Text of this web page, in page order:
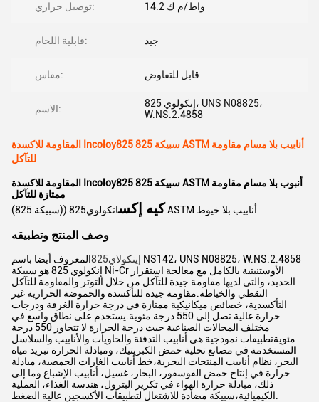
توصيل حراري: 14.2 واط/م ك
قابلية اللحام: جيد
مقاس: قابل للتفاوض
الاسم:
إنكولوي 825، UNS N08825،
W.NS.2.4858
المقاومة للاكسدة Incoloy825 سبيكة 825 ASTM أنابيب بلا مسام مقاومة
للتآكل
المقاومة للاكسدة Incoloy825 سبيكة 825 ASTM أنبوب بلا مسام مقاومة
ممتازة للتآكل
كيه إكس انكولوي825 ((سبيكة 825) ASTM أنابيب بلا خيوط
وصف المنتج وتطبيقه
إينكولاي825 المعروف أيضا باسم NS142، UNS N08825، W.NS.2.4858
إنكولوي 825 هو سبيكة Ni-Cr الأوستنيتية بالكامل مع معالجة استقرار
الحديد، والتي لديها مقاومة جيدة للتآكل من خلال التوتر والمقاومة للتآكل
النقطي والخياطة.مقاومة جيدة للتأكسدة والحموضة الحرارية غير
التأكسدية، خصائص ميكانيكية ممتازة في درجة حرارة الغرفة ودرجات
حرارة عالية تصل إلى 550 درجة مئوية.يستخدم على نطاق واسع في
مختلف المجالات الصناعية حيث درجة الحرارة لا تتجاوز 550 درجة
مئويةتطبيقات نموذجية هي أنابيب التدفئة والحاويات والأنابيب والسلاسل
المستخدمة في مصانع تحلية حمض الكبريتيك، ومبادلة الحرارة تبريد مياه
البحر، نظام أنابيب المنتجات البحرية،خط أنابيب الغازات الحمضية، مبادلة
حرارة في إنتاج حمض الفوسفور، البخار، غسيل، أنابيب الإشباع وما إلى
ذلك، مبادلة حرارة الهواء في تكرير البترول، هندسة الغذاء، العملية
الكيميائية،سبيكة مضادة للاشتعال لتطبيقات الأكسجين عالية الضغط.